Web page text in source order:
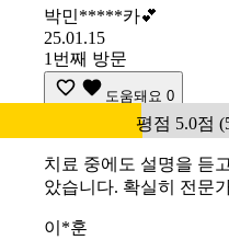
박민*****카💕
25.01.15
1번째 방문
도움돼요 0
평점 5.0점
치료 중에도 설명을 듣
았습니다. 확실히 전문
이*훈